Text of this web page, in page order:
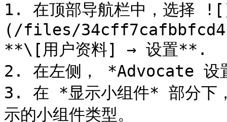
1. 在顶部导航栏中，选择
(/files/
**\[用户资料] → 设置**.
2. 在左侧， *Advocate
3. 在 *显示小组件* 部分下
示的小组件类型。